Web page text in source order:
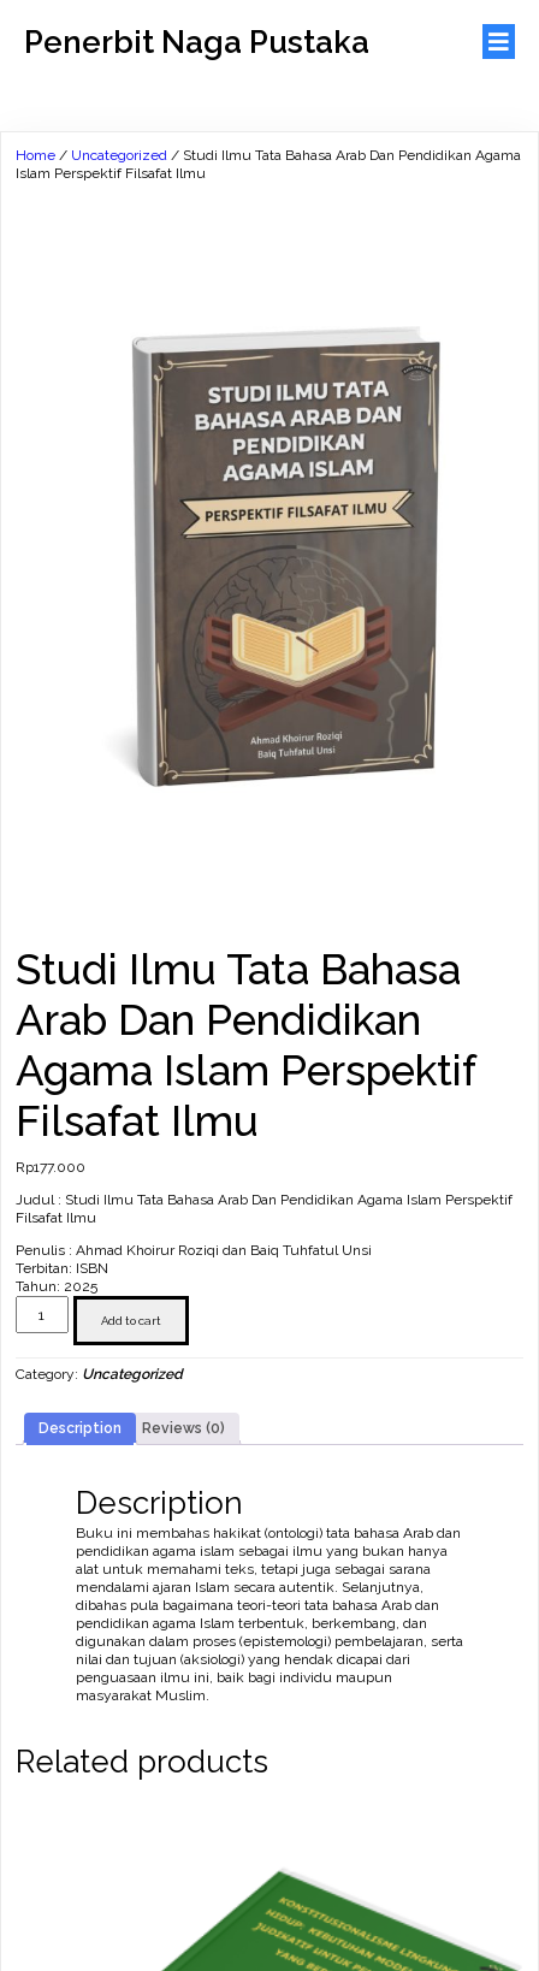
Penerbit Naga Pustaka
Home / Uncategorized / Studi Ilmu Tata Bahasa Arab Dan Pendidikan Agama
Islam Perspektif Filsafat Ilmu
Studi Ilmu Tata Bahasa
Arab Dan Pendidikan
Agama Islam Perspektif
Filsafat Ilmu
Rp177.000
Judul : Studi Ilmu Tata Bahasa Arab Dan Pendidikan Agama Islam Perspektif
Filsafat Ilmu
Penulis : Ahmad Khoirur Roziqi dan Baiq Tuhfatul Unsi
Terbitan: ISBN
Tahun: 2025
Ilmu
Arab
Pendidikan
Agama
Islam
Add to cart
Category: Uncategorized
Description Reviews (0)
Description
Buku ini membahas hakikat (ontologi) tata bahasa Arab dan
pendidikan agama islam sebagai ilmu yang bukan hanya
alat untuk memahami teks, tetapi juga sebagai sarana
mendalami ajaran Islam secara autentik. Selanjutnya,
dibahas pula bagaimana teori-teori tata bahasa Arab dan
pendidikan agama Islam terbentuk, berkembang, dan
digunakan dalam proses (epistemologi) pembelajaran, serta
nilai dan tujuan (aksiologi) yang hendak dicapai dari
penguasaan ilmu ini, baik bagi individu maupun
masyarakat Muslim.
Related products